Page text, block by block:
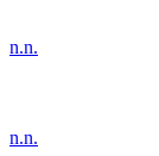
n.n.
n.n.